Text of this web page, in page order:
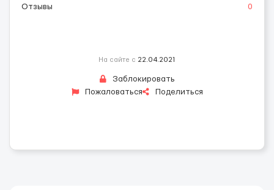
Отзывы
0
На сайте с 22.04.2021
Заблокировать
Пожаловаться
Поделиться